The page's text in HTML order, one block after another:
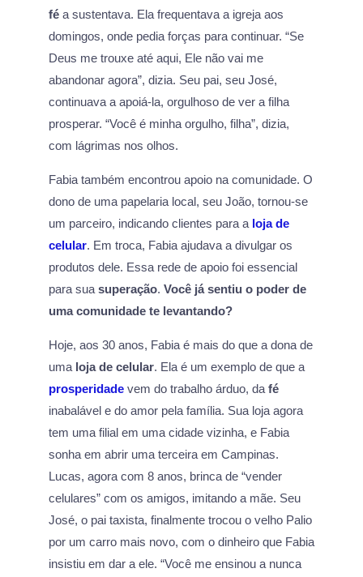
fé a sustentava. Ela frequentava a igreja aos
domingos, onde pedia forças para continuar. “Se
Deus me trouxe até aqui, Ele não vai me
abandonar agora”, dizia. Seu pai, seu José,
continuava a apoiá-la, orgulhoso de ver a filha
prosperar. “Você é minha orgulho, filha”, dizia,
com lágrimas nos olhos.
Fabia também encontrou apoio na comunidade. O
dono de uma papelaria local, seu João, tornou-se
um parceiro, indicando clientes para a loja de
celular. Em troca, Fabia ajudava a divulgar os
produtos dele. Essa rede de apoio foi essencial
para sua superação. Você já sentiu o poder de
uma comunidade te levantando?
Hoje, aos 30 anos, Fabia é mais do que a dona de
uma loja de celular. Ela é um exemplo de que a
prosperidade vem do trabalho árduo, da fé
inabalável e do amor pela família. Sua loja agora
tem uma filial em uma cidade vizinha, e Fabia
sonha em abrir uma terceira em Campinas.
Lucas, agora com 8 anos, brinca de “vender
celulares” com os amigos, imitando a mãe. Seu
José, o pai taxista, finalmente trocou o velho Palio
por um carro mais novo, com o dinheiro que Fabia
insistiu em dar a ele. “Você me ensinou a nunca